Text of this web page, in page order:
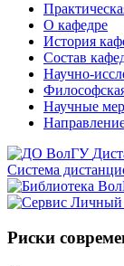
О кафедре
История
Состав
Научно-
Научные
Система
Риски